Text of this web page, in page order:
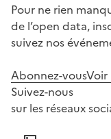
Pour ne rien
de l’open data,
suivez nos
Abonnez-vousVoir
Suivez-nous
sur les réseaux